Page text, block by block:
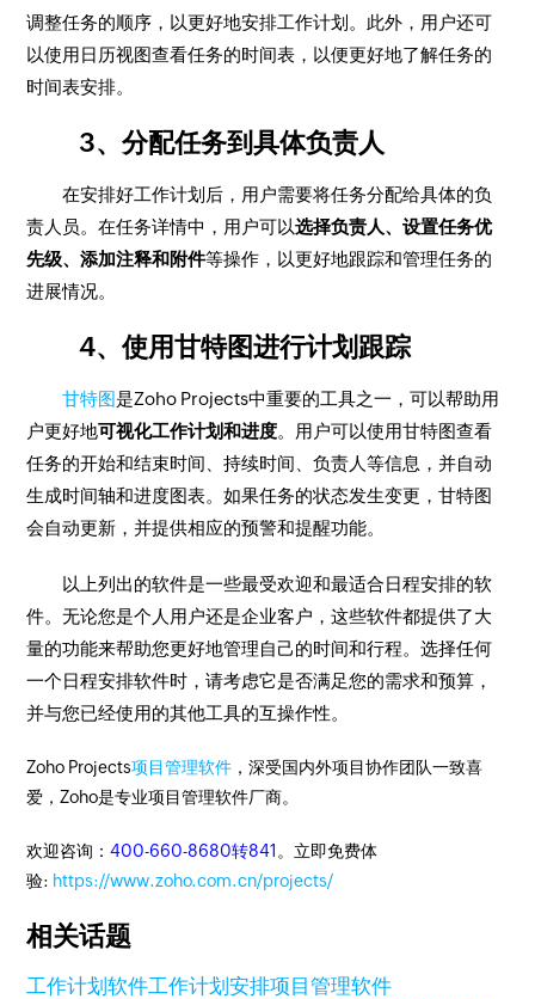
调整任务的顺序，以更好地安排工作计划。此外，用户还可
以使用日历视图查看任务的时间表，以便更好地了解任务的
时间表安排。
3、分配任务到具体负责人
在安排好工作计划后，用户需要将任务分配给具体的负
责人员。在任务详情中，用户可以选择负责人、设置任务优
先级、添加注释和附件等操作，以更好地跟踪和管理任务的
进展情况。
4、使用甘特图进行计划跟踪
甘特图是Zoho Projects中重要的工具之一，可以帮助用
户更好地可视化工作计划和进度。用户可以使用甘特图查看
任务的开始和结束时间、持续时间、负责人等信息，并自动
生成时间轴和进度图表。如果任务的状态发生变更，甘特图
会自动更新，并提供相应的预警和提醒功能。
以上列出的软件是一些最受欢迎和最适合日程安排的软
件。无论您是个人用户还是企业客户，这些软件都提供了大
量的功能来帮助您更好地管理自己的时间和行程。选择任何
一个日程安排软件时，请考虑它是否满足您的需求和预算，
并与您已经使用的其他工具的互操作性。
Zoho Projects项目管理软件 ，深受国内外项目协作团队一致喜
爱，Zoho是专业项目管理软件厂商。
欢迎咨询：400-660-8680转841 。立即免费体
验: https://www.zoho.com.cn/projects/
相关话题
工作计划软件工作计划安排项目管理软件